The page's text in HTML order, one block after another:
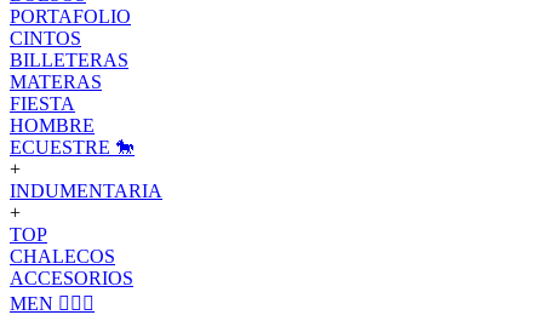
PORTAFOLIO
CINTOS
BILLETERAS
MATERAS
FIESTA
HOMBRE
ECUESTRE 🐎
+
INDUMENTARIA
+
TOP
CHALECOS
ACCESORIOS
MEN 🙋🏽‍♂️